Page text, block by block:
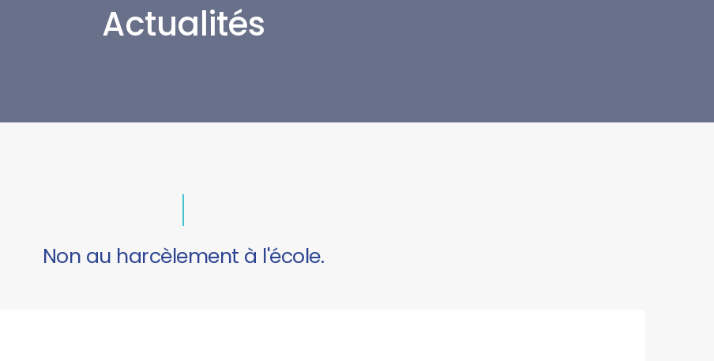
Actualités
Non au harcèlement à l'école.